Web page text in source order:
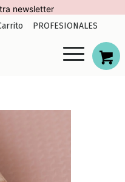
newsletter
PROFESIONALES